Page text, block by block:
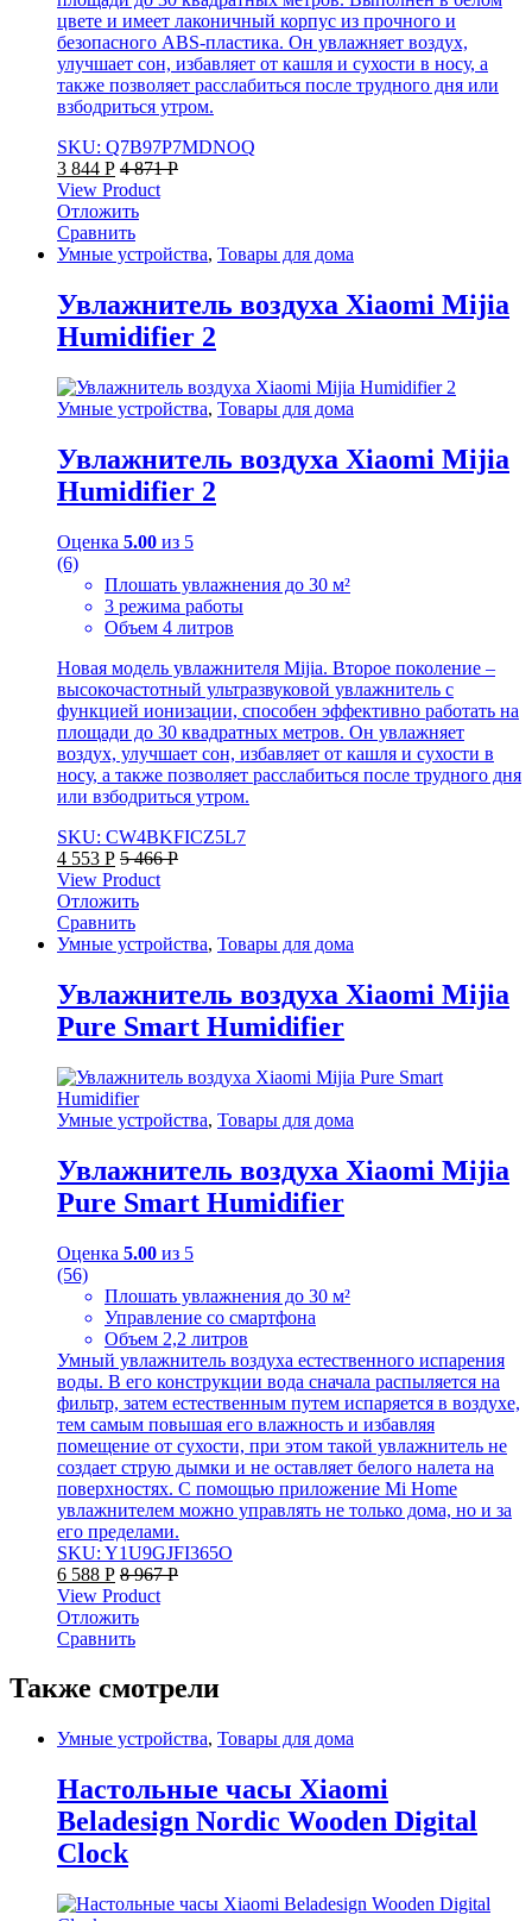
цвете и имеет лаконичный корпус из прочного и
безопасного ABS-пластика. Он увлажняет воздух,
улучшает сон, избавляет от кашля и сухости в носу, а
также позволяет расслабиться после трудного дня или
взбодриться утром.
SKU: Q7B97P7MDNOQ
3 844 Р 4 871Р
View Product
Отложить
Сравнить
Умные устройства, Товары для дома
Увлажнитель воздуха Xiaomi Mijia
Humidifier 2
Умные устройства, Товары для дома
Увлажнитель воздуха Xiaomi Mijia
Humidifier 2
Оценка 5.00 из 5
(6)
Плошать увлажнения до 30 м²
3 режима работы
Объем 4 литров
Новая модель увлажнителя Mijia. Второе поколение –
высокочастотный ультразвуковой увлажнитель с
функцией ионизации, способен эффективно работать на
площади до 30 квадратных метров. Он увлажняет
воздух, улучшает сон, избавляет от кашля и сухости в
носу, а также позволяет расслабиться после трудного дня
или взбодриться утром.
SKU: CW4BKFICZ5L7
4 553 Р 5 466Р
View Product
Отложить
Сравнить
Умные устройства, Товары для дома
Увлажнитель воздуха Xiaomi Mijia
Pure Smart Humidifier
Умные устройства, Товары для дома
Увлажнитель воздуха Xiaomi Mijia
Pure Smart Humidifier
Оценка 5.00 из 5
(56)
Плошать увлажнения до 30 м²
Управление со смартфона
Объем 2,2 литров
Умный увлажнитель воздуха естественного испарения
воды. В его конструкции вода сначала распыляется на
фильтр, затем естественным путем испаряется в воздухе,
тем самым повышая его влажность и избавляя
помещение от сухости, при этом такой увлажнитель не
создает струю дымки и не оставляет белого налета на
поверхностях. С помощью приложение Mi Home
увлажнителем можно управлять не только дома, но и за
его пределами.
SKU: Y1U9GJFI365O
6 588 Р 8 967Р
View Product
Отложить
Сравнить
Также смотрели
Умные устройства, Товары для дома
Настольные часы Xiaomi
Beladesign Nordic Wooden Digital
Clock